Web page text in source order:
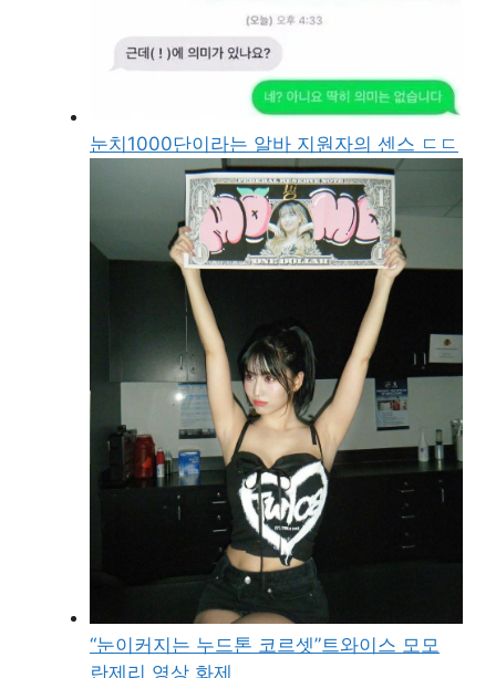
눈치1000단이라는 알바 지원자의 센스 ㄷㄷ
“눈이커지는 누드톤 코르셋”트와이스 모모
란제리 영상 화제